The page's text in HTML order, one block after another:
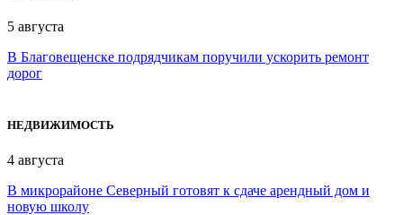
5 августа
В Благовещенске подрядчикам поручили ускорить ремонт
дорог
НЕДВИЖИМОСТЬ
4 августа
В микрорайоне Северный готовят к сдаче арендный дом и
новую школу